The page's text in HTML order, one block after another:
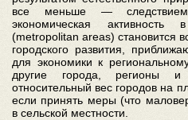
все меньше —
экономическая активность
(metropolitan areas) становится
городского развития,
для экономики к
другие города, регионы
относительный вес городов на
если принять меры (что
в сельской местности.